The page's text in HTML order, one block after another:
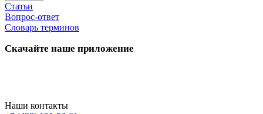
Статьи
Вопрос-ответ
Словарь терминов
Скачайте наше приложение
Наши контакты